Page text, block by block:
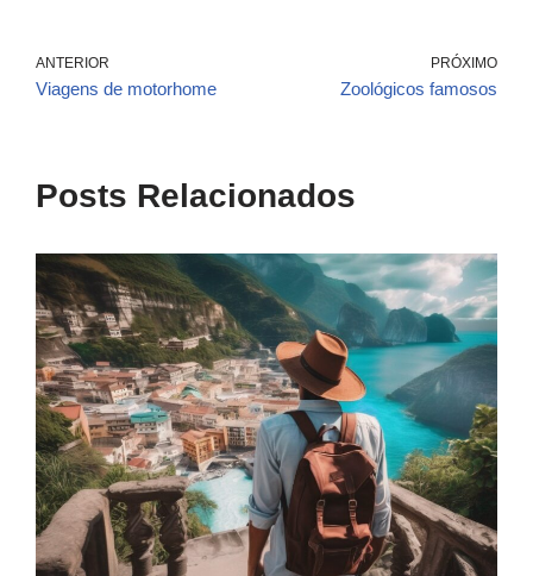
ANTERIOR
Viagens de motorhome
PRÓXIMO
Zoológicos famosos
Posts Relacionados